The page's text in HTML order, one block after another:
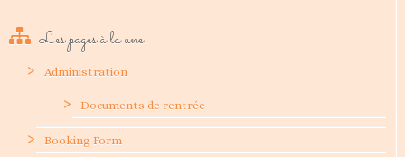
Les pages à la une
Administration
Documents de rentrée
Booking Form